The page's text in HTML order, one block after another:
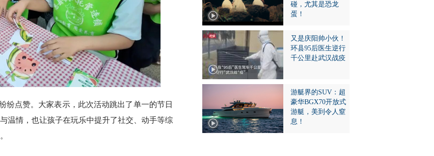
纷点赞。大家表示，此次活动跳出了单一的节日
温情，也让孩子在玩乐中提升了社交、动手等综
碰，尤其是恐龙
蛋！
又是庆阳帅小伙！
环县95后医生逆行
千公里赴武汉战疫
游艇界的SUV：超
豪华BGX70开放式
游艇，美到令人窒
息！